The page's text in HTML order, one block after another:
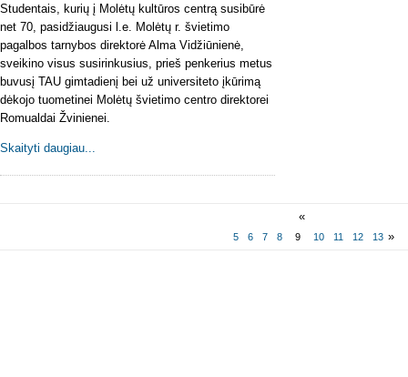
Studentais, kurių į Molėtų kultūros centrą susibūrė
net 70, pasidžiaugusi l.e. Molėtų r. švietimo
pagalbos tarnybos direktorė Alma Vidžiūnienė,
sveikino visus susirinkusius, prieš penkerius metus
buvusį TAU gimtadienį bei už universiteto įkūrimą
dėkojo tuometinei Molėtų švietimo centro direktorei
Romualdai Žvinienei.
Skaityti daugiau...
«
5 6 7 8 9 10 11 12 13 »